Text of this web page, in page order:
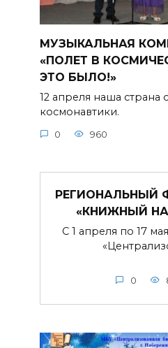
МУЗЫКАЛЬНАЯ
«ПОЛЕТ В
ЭТО БЫЛО!»
12 апреля наша страна
космонавтики.
0 960
РЕГИОНАЛЬНЫЙ
«КНИЖНЫЙ
С 1 апреля по 17
0